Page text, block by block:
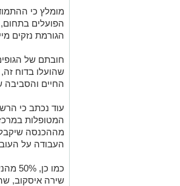
מומלץ כי
הפועלים בתחום,
הגורמת נזקים
חובתם של
שהועלו בדוח
החיים והסביבה
עוד נכתב כי
המטופלות
מההכנסה
העבודה על
שירה איסקוב,